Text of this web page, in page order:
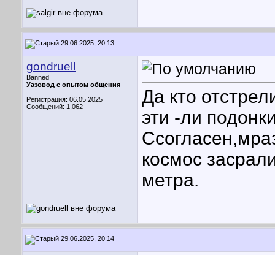
29.06.2025, 20:13
gondruell
Banned
Уазовод с опытом общения
Регистрация: 06.05.2025
Сообщений: 1,062
Да кто
эти -ли
космос
метра.
29.06.2025, 20:14